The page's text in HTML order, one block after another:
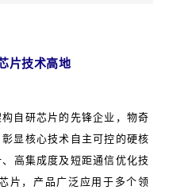
片技术高地
自研芯片的先锋企业，物奇
显核心技术自主可控的硬核
高集成度及短距通信优化技
片，产品广泛应用于多个领